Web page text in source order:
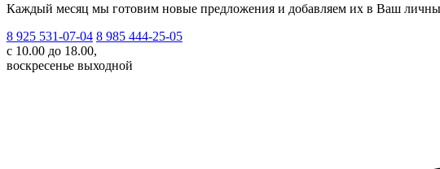
Каждый месяц мы готовим новые предложения и добавляем их в Ваш
8 925 531-07-04 8 985 444-25-05
с 10.00 до 18.00,
воскресенье выходной